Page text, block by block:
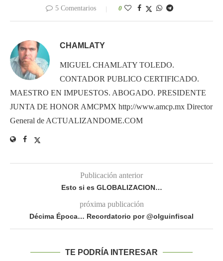
5 Comentarios 0
CHAMLATY
MIGUEL CHAMLATY TOLEDO.
CONTADOR PUBLICO CERTIFICADO.
MAESTRO EN IMPUESTOS. ABOGADO. PRESIDENTE
JUNTA DE HONOR AMCPMX http://www.amcp.mx Director
General de ACTUALIZANDOME.COM
Publicación anterior
Esto si es GLOBALIZACION…
próxima publicación
Décima Época… Recordatorio por @olguinfiscal
TE PODRÍA INTERESAR